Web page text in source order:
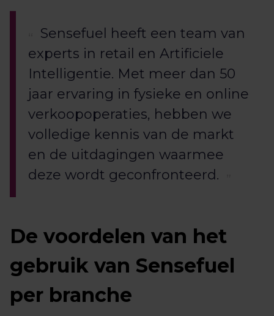
Sensefuel heeft een team van
experts in retail en Artificiele
Intelligentie. Met meer dan 50
jaar ervaring in fysieke en online
verkoopoperaties, hebben we
volledige kennis van de markt
en de uitdagingen waarmee
deze wordt geconfronteerd.
De voordelen van het
gebruik van Sensefuel
per branche